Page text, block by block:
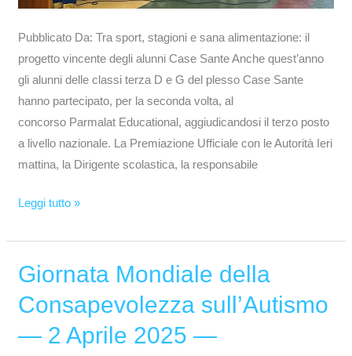
Pubblicato Da: Tra sport, stagioni e sana alimentazione: il
progetto vincente degli alunni Case Sante Anche quest’anno
gli alunni delle classi terza D e G del plesso Case Sante
hanno partecipato, per la seconda volta, al
concorso Parmalat Educational, aggiudicandosi il terzo posto
a livello nazionale. La Premiazione Ufficiale con le Autorità Ieri
mattina, la Dirigente scolastica, la responsabile
Leggi tutto »
Giornata Mondiale della
Consapevolezza sull’Autismo
— 2 Aprile 2025 —
Giornata
della
Consapevolezza